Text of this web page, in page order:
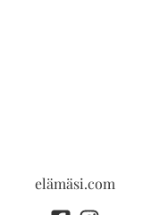
elämäsi.com